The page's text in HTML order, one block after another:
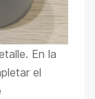
En la
el